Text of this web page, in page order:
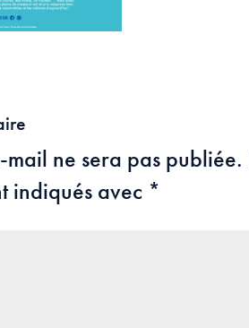
ne sera pas publiée.
indiqués avec *